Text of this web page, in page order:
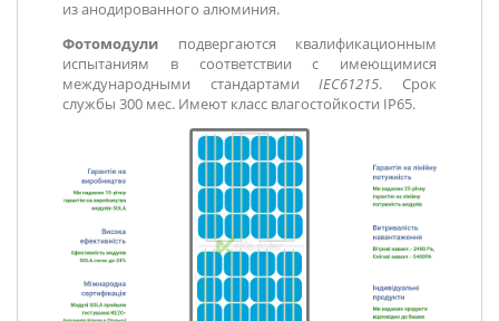
из анодированного алюминия.
Фотомодули подвергаются квалификационным
испытаниям в соответствии с имеющимися
международными стандартамиIEC61215. Срок
службы 300 мес. Имеют класс влагостойкости IP65.